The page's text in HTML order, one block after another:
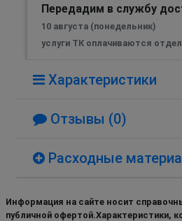
Передадим в службу
10 августа (понедельник)
услуги ТК оплачиваются
Характеристики
Отзывы (0)
Расходные
Информация на сайте носит
публичной офертой.Характеристики,